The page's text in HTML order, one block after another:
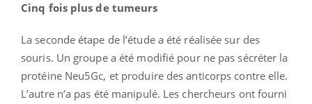
Cinq fois plus de tumeurs
La seconde étape de l’étude a été réalisée sur des
souris. Un groupe a été modifié pour ne pas sécréter la
protéine Neu5Gc, et produire des anticorps contre elle.
L’autre n’a pas été manipulé. Les chercheurs ont fourni